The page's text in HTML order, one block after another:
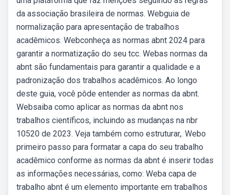
da associação brasileira de normas. Webguia de
normalização para apresentação de trabalhos
acadêmicos. Webconheça as normas abnt 2024 para
garantir a normatização do seu tcc. Webas normas da
abnt são fundamentais para garantir a qualidade e a
padronização dos trabalhos acadêmicos. Ao longo
deste guia, você pôde entender as normas da abnt.
Websaiba como aplicar as normas da abnt nos
trabalhos científicos, incluindo as mudanças na nbr
10520 de 2023. Veja também como estruturar,. Webo
primeiro passo para formatar a capa do seu trabalho
acadêmico conforme as normas da abnt é inserir todas
as informações necessárias, como: Weba capa de
trabalho abnt é um elemento importante em trabalhos